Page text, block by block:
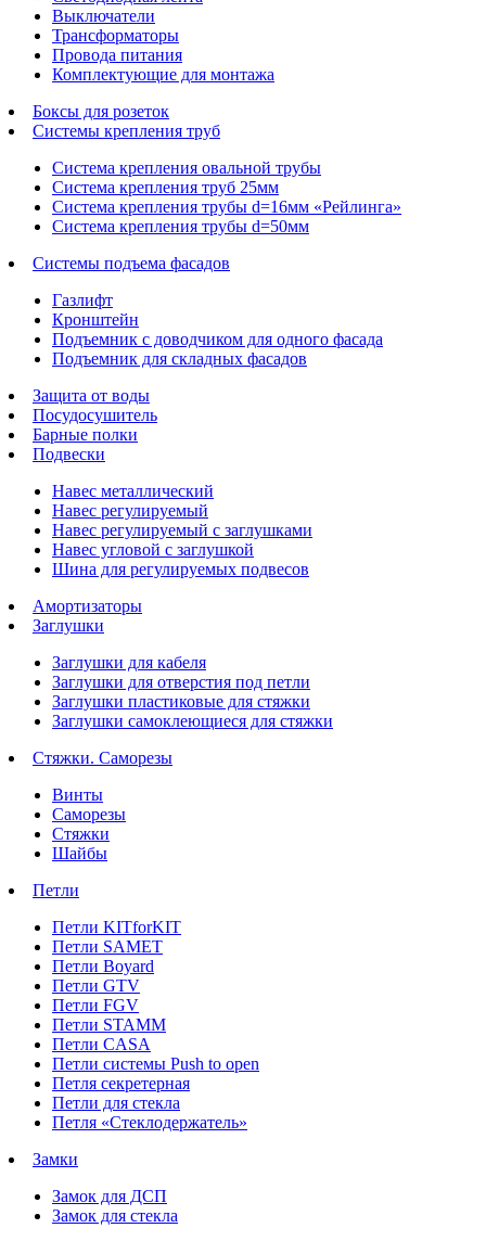
Выключатели
Трансформаторы
Провода питания
Комплектующие для монтажа
Боксы для розеток
Системы крепления труб
Система крепления овальной трубы
Система крепления труб 25мм
Система крепления трубы d=16мм «Рейлинга»
Система крепления трубы d=50мм
Системы подъема фасадов
Газлифт
Кронштейн
Подъемник с доводчиком для одного фасада
Подъемник для складных фасадов
Защита от воды
Посудосушитель
Барные полки
Подвески
Навес металлический
Навес регулируемый
Навес регулируемый с заглушками
Навес угловой с заглушкой
Шина для регулируемых подвесов
Амортизаторы
Заглушки
Заглушки для кабеля
Заглушки для отверстия под петли
Заглушки пластиковые для стяжки
Заглушки самоклеющиеся для стяжки
Стяжки. Саморезы
Винты
Саморезы
Стяжки
Шайбы
Петли
Петли KITforKIT
Петли SAMET
Петли Boyard
Петли GTV
Петли FGV
Петли STAMM
Петли CASA
Петли системы Push to open
Петля секретерная
Петли для стекла
Петля «Стеклодержатель»
Замки
Замок для ДСП
Замок для стекла